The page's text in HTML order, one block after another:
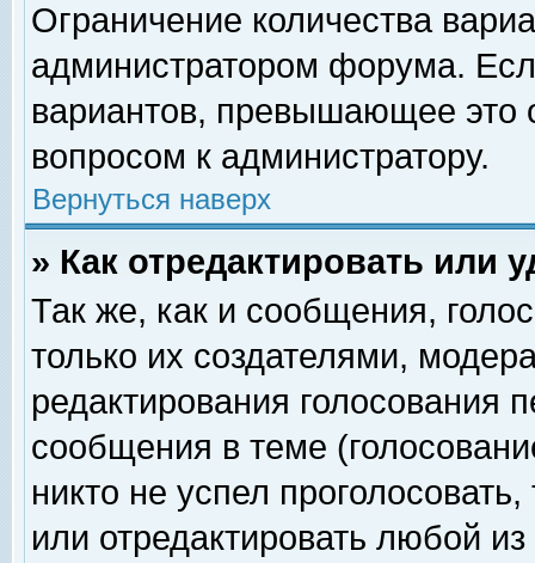
Ограничение количества
администратором форума.
вариантов, превышающее это
вопросом к администратору.
Вернуться наверх
» Как отредактировать или
Так же, как и сообщения,
только их создателями,
редактирования голосования
сообщения в теме
никто не успел
или отредактировать любой